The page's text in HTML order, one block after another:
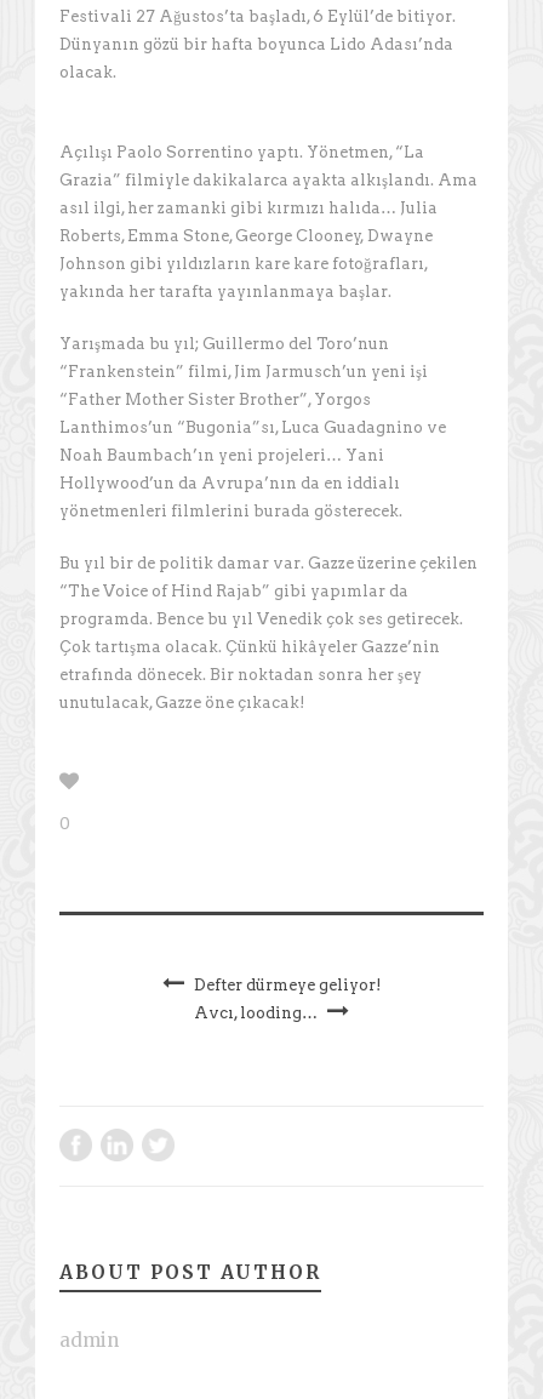
Festivali 27 Ağustos’ta başladı, 6 Eylül’de bitiyor.
Dünyanın gözü bir hafta boyunca Lido Adası’nda
olacak.
Açılışı Paolo Sorrentino yaptı. Yönetmen, “La
Grazia” filmiyle dakikalarca ayakta alkışlandı. Ama
asıl ilgi, her zamanki gibi kırmızı halıda… Julia
Roberts, Emma Stone, George Clooney, Dwayne
Johnson gibi yıldızların kare kare fotoğrafları,
yakında her tarafta yayınlanmaya başlar.
Yarışmada bu yıl; Guillermo del Toro’nun
“Frankenstein” filmi, Jim Jarmusch’un yeni işi
“Father Mother Sister Brother”, Yorgos
Lanthimos’un “Bugonia”sı, Luca Guadagnino ve
Noah Baumbach’ın yeni projeleri… Yani
Hollywood’un da Avrupa’nın da en iddialı
yönetmenleri filmlerini burada gösterecek.
Bu yıl bir de politik damar var. Gazze üzerine çekilen
“The Voice of Hind Rajab” gibi yapımlar da
programda. Bence bu yıl Venedik çok ses getirecek.
Çok tartışma olacak. Çünkü hikâyeler Gazze’nin
etrafında dönecek. Bir noktadan sonra her şey
unutulacak, Gazze öne çıkacak!
0
Defter dürmeye geliyor!
Avcı, looding…
ABOUT POST AUTHOR
admin